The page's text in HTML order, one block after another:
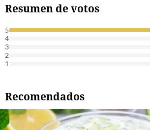
Resumen de votos
5
4
3
2
1
Recomendados